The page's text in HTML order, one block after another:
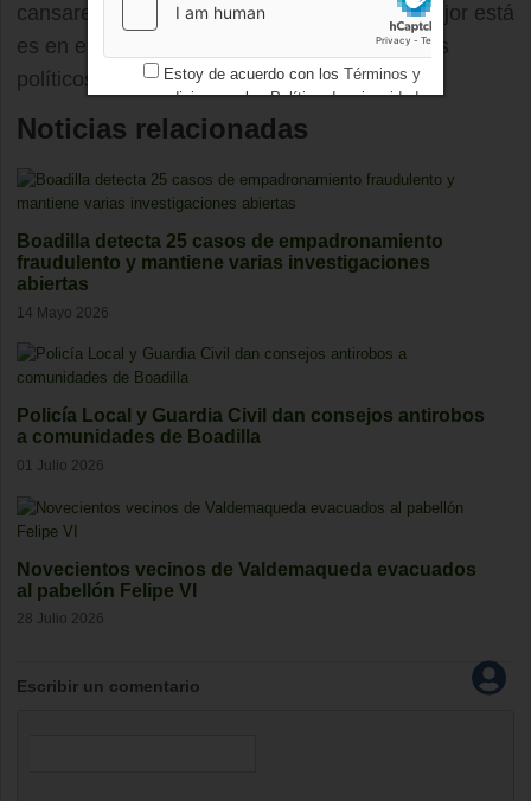
cansaremos de decir que el dinero donde mejor está
es en el bolsillo de los ciudadanos y no de los
políticos”.
Noticias relacionadas
Boadilla detecta 25 casos de empadronamiento
fraudulento y mantiene varias investigaciones
abiertas
14 Mayo 2026
Policía Local y Guardia Civil dan consejos antirobos
a comunidades de Boadilla
01 Julio 2026
Novecientos vecinos de Valdemaqueda evacuados
al pabellón Felipe VI
28 Julio 2026
Escribir un comentario
Estoy de acuerdo con los Términos y
condicionesy losPolítica de privacidad